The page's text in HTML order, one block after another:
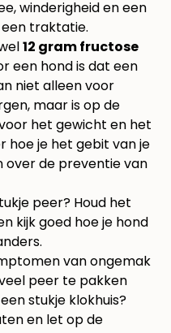
winderigheid en een
traktatie.
12 gram fructose
een hond is dat een
niet alleen voor
maar is op de
het gewicht en het
hoe je het gebit van je
over de preventie van
peer? Houd het
kijk goed hoe je hond
van ongemak
peer te pakken
stukje klokhuis?
en let op de